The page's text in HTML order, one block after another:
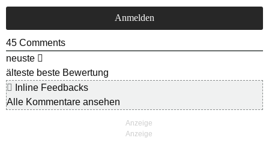
45 Comments
neuste
älteste beste Bewertung
Inline Feedbacks
Alle Kommentare ansehen